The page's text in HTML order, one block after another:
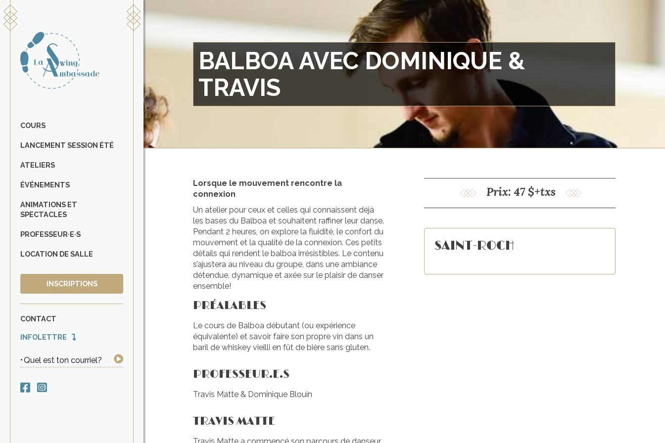
COURS
LANCEMENT SESSION ÉTÉ
ATELIERS
ÉVÉNEMENTS
ANIMATIONS ET
SPECTACLES
PROFESSEUR·E·S
LOCATION DE SALLE
INSCRIPTIONS
CONTACT
INFOLETTRE
Quel est ton courriel?
BALBOA AVEC DOMINIQUE &
TRAVIS
Prix: 47 $+txs
SAINT-ROCH
Lorsque le mouvement rencontre la
connexion
Un atelier pour ceux et celles qui connaissent déjà
les bases du Balboa et souhaitent raffiner leur danse.
Pendant 2 heures, on explore la fluidité, le confort du
mouvement et la qualité de la connexion. Ces petits
détails qui rendent le balboa irrésistibles. Le contenu
s’ajustera au niveau du groupe, dans une ambiance
détendue, dynamique et axée sur le plaisir de danser
ensemble!
PRÉALABLES
Le cours de Balboa débutant (ou expérience
équivalente) et savoir faire son propre vin dans un
baril de whiskey vieilli en fût de bière sans gluten.
PROFESSEUR.E.S
Travis Matte & Dominique Blouin
TRAVIS MATTE